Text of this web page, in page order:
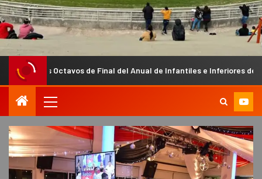
de Final del Anual de Infantiles e Inferiores de la Liga